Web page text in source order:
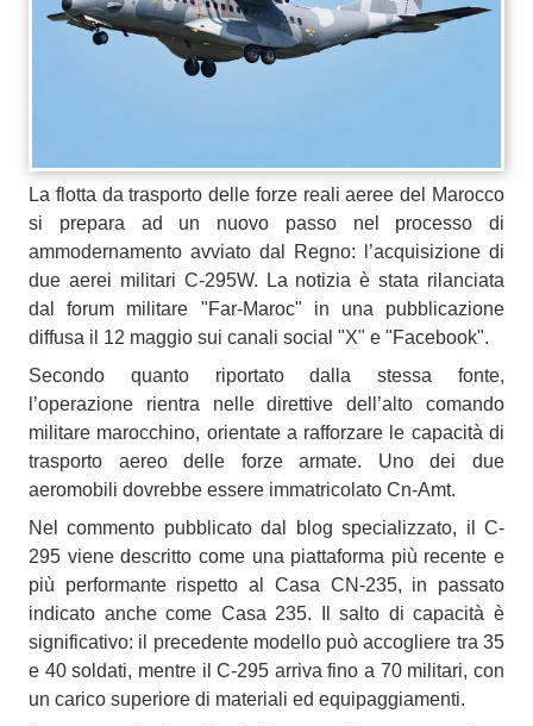
La flotta da trasporto delle forze reali aeree del Marocco
si prepara ad un nuovo passo nel processo di
ammodernamento avviato dal Regno: l’acquisizione di
due aerei militari C-295W. La notizia è stata rilanciata
dal forum militare "Far-Maroc" in una pubblicazione
diffusa il 12 maggio sui canali social "X" e "Facebook".
Secondo quanto riportato dalla stessa fonte,
l’operazione rientra nelle direttive dell’alto comando
militare marocchino, orientate a rafforzare le capacità di
trasporto aereo delle forze armate. Uno dei due
aeromobili dovrebbe essere immatricolato Cn-Amt.
Nel commento pubblicato dal blog specializzato, il C-
295 viene descritto come una piattaforma più recente e
più performante rispetto al Casa CN-235, in passato
indicato anche come Casa 235. Il salto di capacità è
significativo: il precedente modello può accogliere tra 35
e 40 soldati, mentre il C-295 arriva fino a 70 militari, con
un carico superiore di materiali ed equipaggiamenti.